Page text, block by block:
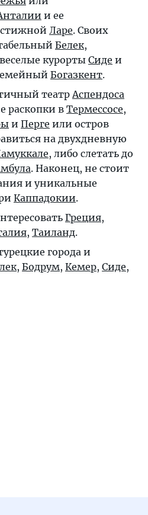
и ее
Ларе. Своих
Белек,
курорты Сиде и
Богазкент.
театрАспендоса
раскопки в Термессосе,
и Перге или остров
на двухдневную
, либо слетать до
. Наконец, не стоит
и уникальные
Каппадокии.
Греция,
, Таиланд.
города и
, Бодрум, Кемер, Сиде,